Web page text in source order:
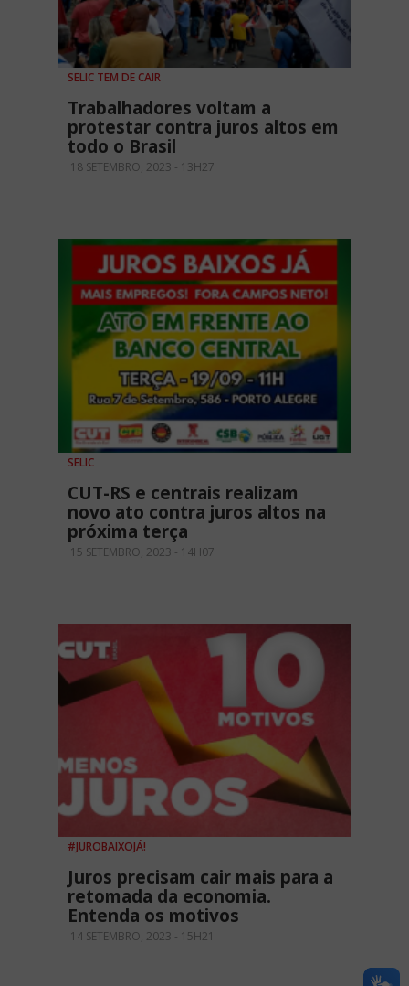
SELIC TEM DE CAIR
Trabalhadores voltam a
protestar contra juros altos em
todo o Brasil
18 SETEMBRO, 2023 - 13H27
SELIC
CUT-RS e centrais realizam
novo ato contra juros altos na
próxima terça
15 SETEMBRO, 2023 - 14H07
#JUROBAIXOJÁ!
Juros precisam cair mais para a
retomada da economia.
Entenda os motivos
14 SETEMBRO, 2023 - 15H21